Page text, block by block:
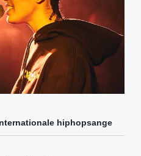
hiphopsange